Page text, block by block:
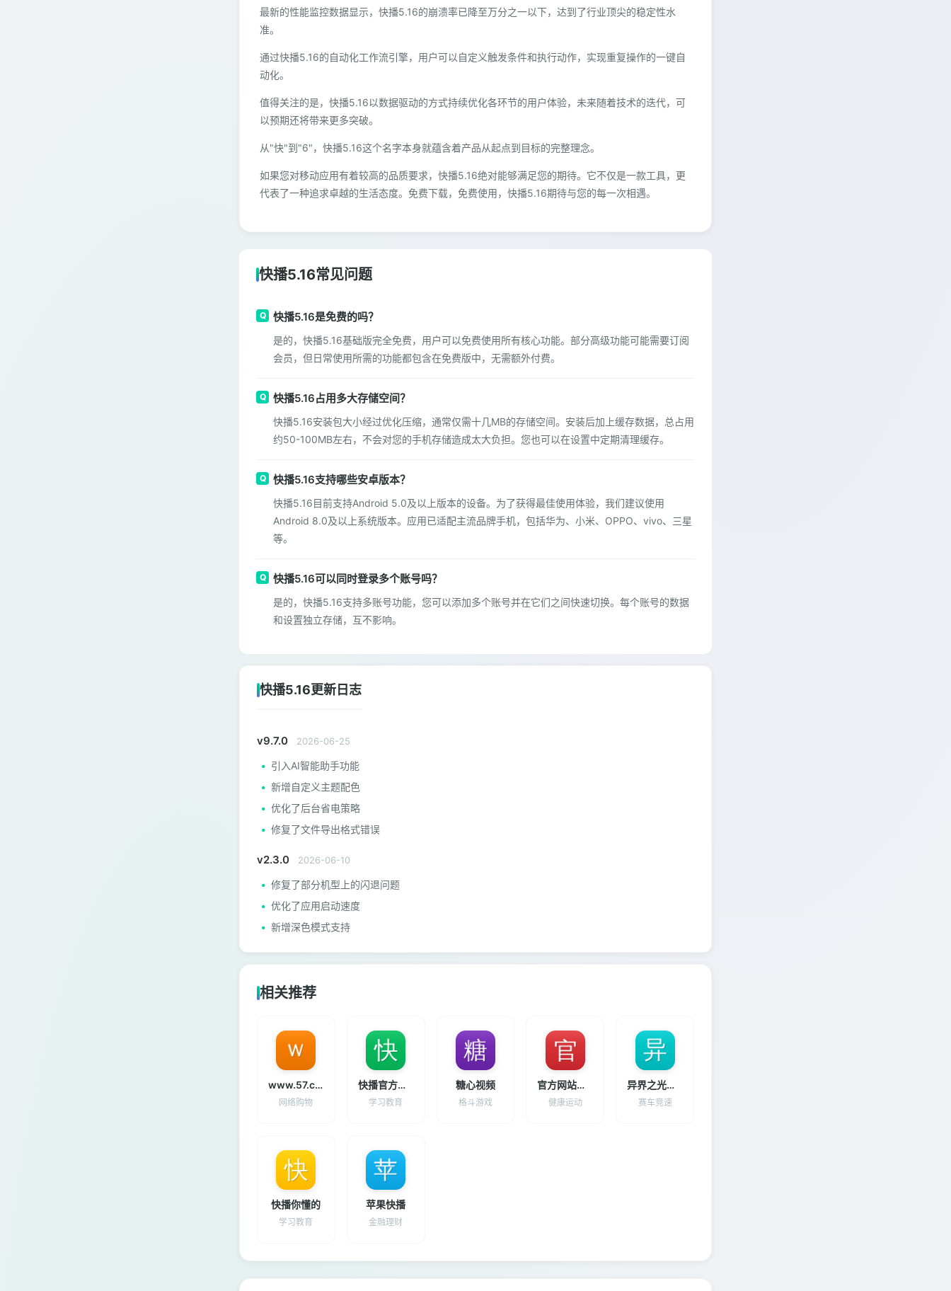
最新的性能监控数据显示，快播5.16的崩溃率已降至万分之一以下，达到了行业顶尖的稳定性水
准。
通过快播5.16的自动化工作流引擎，用户可以自定义触发条件和执行动作，实现重复操作的一键自
动化。
值得关注的是，快播5.16以数据驱动的方式持续优化各环节的用户体验，未来随着技术的迭代，可
以预期还将带来更多突破。
从"快"到"6"，快播5.16这个名字本身就蕴含着产品从起点到目标的完整理念。
如果您对移动应用有着较高的品质要求，快播5.16绝对能够满足您的期待。它不仅是一款工具，更
代表了一种追求卓越的生活态度。免费下载，免费使用，快播5.16期待与您的每一次相遇。
快播5.16常见问题
快播5.16是免费的吗？
是的，快播5.16基础版完全免费，用户可以免费使用所有核心功能。部分高级功能可能需要订阅
会员，但日常使用所需的功能都包含在免费版中，无需额外付费。
快播5.16占用多大存储空间？
快播5.16安装包大小经过优化压缩，通常仅需十几MB的存储空间。安装后加上缓存数据，总占用
约50-100MB左右，不会对您的手机存储造成太大负担。您也可以在设置中定期清理缓存。
快播5.16支持哪些安卓版本？
快播5.16目前支持Android 5.0及以上版本的设备。为了获得最佳使用体验，我们建议使用
Android 8.0及以上系统版本。应用已适配主流品牌手机，包括华为、小米、OPPO、vivo、三星
等。
快播5.16可以同时登录多个账号吗？
是的，快播5.16支持多账号功能，您可以添加多个账号并在它们之间快速切换。每个账号的数据
和设置独立存储，互不影响。
快播5.16更新日志
v9.7.0 2026-06-25
引入AI智能助手功能
新增自定义主题配色
优化了后台省电策略
修复了文件导出格式错误
v2.3.0 2026-06-10
修复了部分机型上的闪退问题
优化了应用启动速度
新增深色模式支持
相关推荐
www.57.com
网络购物
快播官方下载
学习教育
糖心视频
格斗游戏
官方网站快播
健康运动
异界之光脑威龙下载
赛车竞速
快播你懂的
学习教育
苹果快播
金融理财